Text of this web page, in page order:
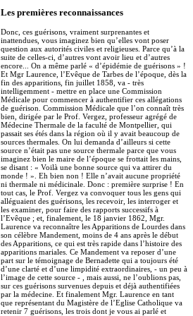
Les premières reconnaissances
Donc, ces guérisons, vraiment surprenantes et
inattendues, vous imaginez bien qu’elles vont poser
question aux autorités civiles et religieuses. Parce qu’à la
suite de celles-ci, d’autres vont avoir lieu et d’autres
encore... On a même parlé « d’épidémie de guérisons » !
Et Mgr Laurence, l’Evêque de Tarbes de l’époque, dès la
fin des apparitions, fin juillet 1858, va - très
intelligemment - mettre en place une Commission
Médicale pour commencer à authentifier ces allégations
de guérison. Commission Médicale que l’on connaît très
bien, dirigée par le Prof. Vergez, professeur agrégé de
Médecine Thermale de la faculté de Montpellier, qui
passait ses étés dans la région où il y avait beaucoup de
sources thermales. On lui demanda d’ailleurs si cette
source n’était pas une source thermale parce que vous
imaginez bien le maire de l’époque se frottait les mains,
se disant : « Voilà une bonne source qui va attirer du
monde ! ». Eh bien non ! Elle n’avait aucune propriété
ni thermale ni médicinale. Donc : première surprise ! En
tout cas, le Prof. Vergez va convoquer tous les gens qui
alléguaient des guérisons, les recevoir, les interroger et
les examiner, pour faire des rapports successifs à
l’Evêque ; et, finalement, le 18 janvier 1862, Mgr.
Laurence va reconnaître les Apparitions de Lourdes dans
son célèbre Mandement, moins de 4 ans après le début
des Apparitions, ce qui est très rapide dans l’histoire des
apparitions mariales. Ce Mandement va reposer d’une
part sur le témoignage de Bernadette qui a toujours été
d’une clarté et d’une limpidité extraordinaires, - un peu à
l’image de cette source - , mais aussi, ne l’oublions pas,
sur ces guérisons survenues depuis et déjà authentifiées
par la médecine. Et finalement Mgr. Laurence en tant
que représentant du Magistère de l’Eglise Catholique va
retenir 7 guérisons, les trois dont je vous ai parlé et